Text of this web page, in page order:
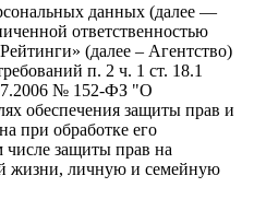
данных (далее —
ответственностью
(далее – Агентство)
п. 2 ч. 1 ст. 18.1
№ 152-ФЗ "О
обеспечения защиты прав и
при обработке его
защиты прав на
жизни, личную и семейную